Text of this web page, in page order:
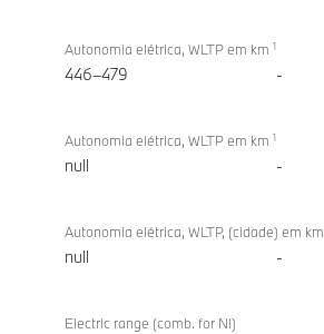
Autonomia elétrica, WLTP em km 1
446–479 -
Autonomia elétrica, WLTP em km 1
null -
Autonomia elétrica, WLTP, (cidade) em km
null -
Electric range (comb. for NI)